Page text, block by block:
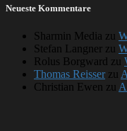
Neueste Kommentare
Sharmin Media zu
Stefan Langner zu
Rolus Borgward zu
Thomas Reisserzu
Christian Ewen zu